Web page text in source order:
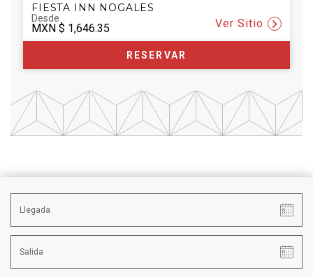
FIESTA INN NOGALES
Desde
MXN $ 1,646.35 Ver Sitio
RESERVAR